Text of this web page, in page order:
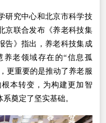
研究中心和北京市科学技
京联合发布《养老科技集
告》指出，养老科技集成
养老领域存在的“信息孤
更重要的是推动了养老服
本转变，为构建更加智
奠定了坚实基础。